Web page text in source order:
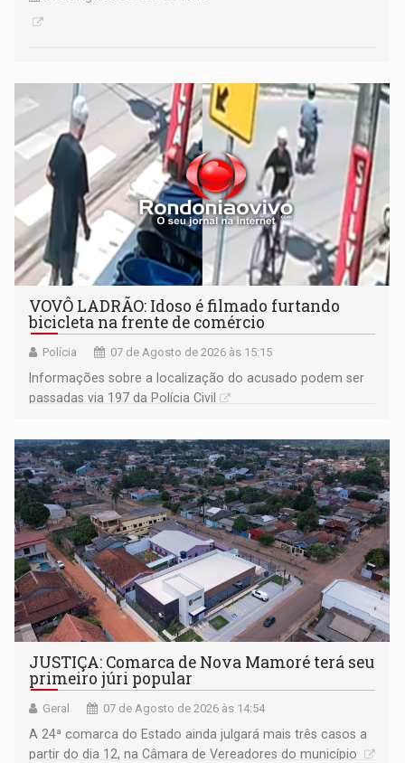
VOVÔ LADRÃO: Idoso é filmado furtando
bicicleta na frente de comércio
Polícia 07 de Agosto de 2026 às 15:15
Informações sobre a localização do acusado podem ser
passadas via 197 da Polícia Civil
JUSTIÇA: Comarca de Nova Mamoré terá seu
primeiro júri popular
Geral 07 de Agosto de 2026 às 14:54
A 24ª comarca do Estado ainda julgará mais três casos a
partir do dia 12, na Câmara de Vereadores do município